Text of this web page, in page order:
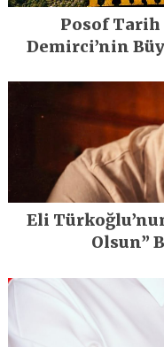
Posof Tarih
Demirci’nin
Eli
Olsun”